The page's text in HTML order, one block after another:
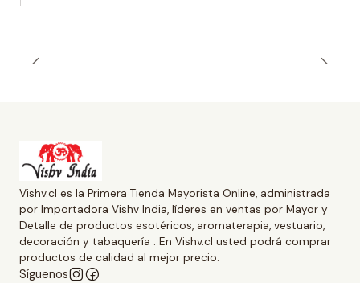
Vishv.cl es la Primera Tienda Mayorista Online, administrada
por Importadora Vishv India, líderes en ventas por Mayor y
Detalle de productos esotéricos, aromaterapia, vestuario,
decoración y tabaquería . En Vishv.cl usted podrá comprar
productos de calidad al mejor precio.
Síguenos